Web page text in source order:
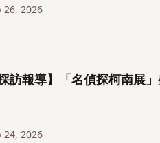
26, 2026
採訪報導】「名偵探柯南展
24, 2026